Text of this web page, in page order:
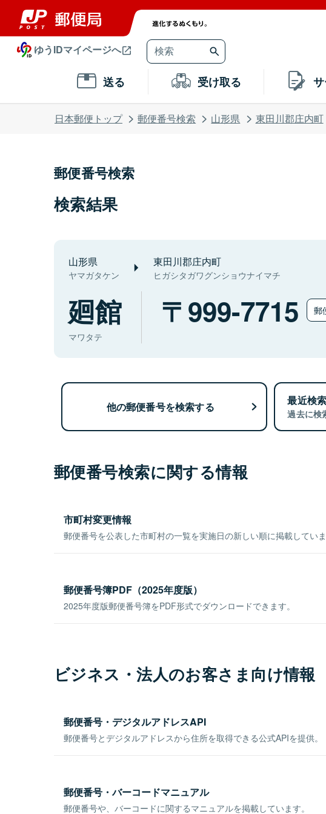
ゆうIDマイページへ
送る 受け取る
日本郵便トップ 郵便番号検索 山形県 東田川郡庄内町
郵便番号検索
検索結果
山形県
ヤマガタケン
東田川郡庄内町
ヒガシタガワグンショウナイマチ
廻館
マワタテ
999-7715 郵
他の郵便番号を検索する 最近検
過去に検
郵便番号検索に関する情報
市町村変更情報
郵便番号を公表した市町村の一覧を実施日の新しい順に掲載していま
郵便番号簿PDF（2025年度版）
2025年度版郵便番号簿をPDF形式でダウンロードできます。
ビジネス・法人のお客さま向け情報
郵便番号・デジタルアドレスAPI
郵便番号とデジタルアドレスから住所を取得できる公式APIを提供。
郵便番号・バーコードマニュアル
郵便番号や、バーコードに関するマニュアルを掲載しています。